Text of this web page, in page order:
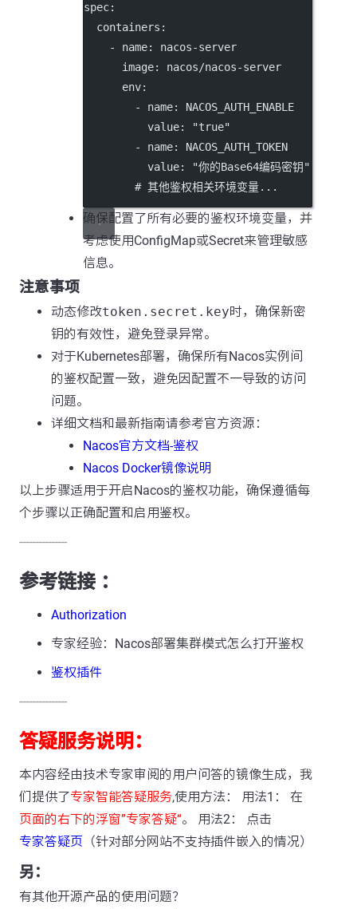
spec:
containers :
    -
name: nacos-server
image: nacos/nacos-server
env:
        -
name: NACOS_AUTH_ENABLE
value:
"true"
        -
name: NACOS_AUTH_TOKEN
value:
"你的Base64编码密钥"
# 其他鉴权相关环境变量...
确保配置了所有必要的鉴权环境变量，并
考虑使用ConfigMap或Secret来管理敏感
信息。
注意事项
动态修改token.secret.key时，确保新密
钥的有效性，避免登录异常。
对于Kubernetes部署，确保所有Nacos实例间
的鉴权配置一致，避免因配置不一导致的访问
问题。
详细文档和最新指南请参考官方资源：
Nacos官方文档-鉴权
Nacos Docker镜像说明
以上步骤适用于开启Nacos的鉴权功能，确保遵循每
个步骤以正确配置和启用鉴权。
---------------
参考链接 ：
Authorization
专家经验：Nacos部署集群模式怎么打开鉴权
鉴权插件
---------------
答疑服务说明：
本内容经由技术专家审阅的用户问答的镜像生成，我
们提供了专家智能答疑服务,使用方法： 用法1： 在
页面的右下的浮窗”专家答疑“。 用法2： 点击
专家答疑页 （针对部分网站不支持插件嵌入的情况）
另：
有其他开源产品的使用问题？